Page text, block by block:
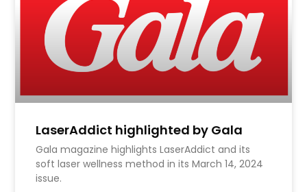
LaserAddict highlighted by Gala
Gala magazine highlights LaserAddict and its
soft laser wellness method in its March 14, 2024
issue.